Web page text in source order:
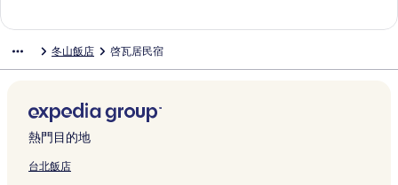
&
連
結
m
t
a
y
的
a
連
結
結
的
l
a
o
的
連
連
結
W
e
r
的
連
H
e
l
Y
i
m
h
9
B
&
B
l
e
i
s
u
o
e
的
連
結
F
e
n
d
l
冬山飯店 啓瓦居民宿
熱門目的地
台北飯店